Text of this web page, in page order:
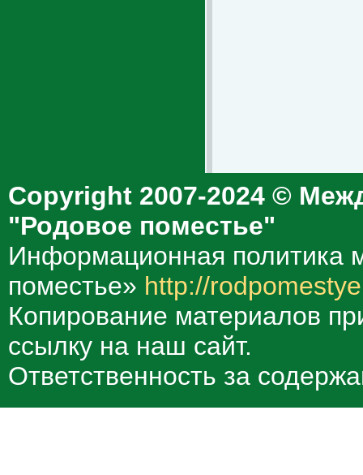
Copyright 2007-2024 ©
"Родовое поместье"
Информационная политика
поместье» http://
Копирование материалов
ссылку на наш сайт.
Ответственность за